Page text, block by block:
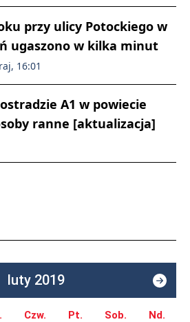
przy ulicy Potockiego w
ugaszono w kilka minut
16:01
A1 w powiecie
ranne [aktualizacja]
luty 2019
Czw. Pt. Sob. Nd.